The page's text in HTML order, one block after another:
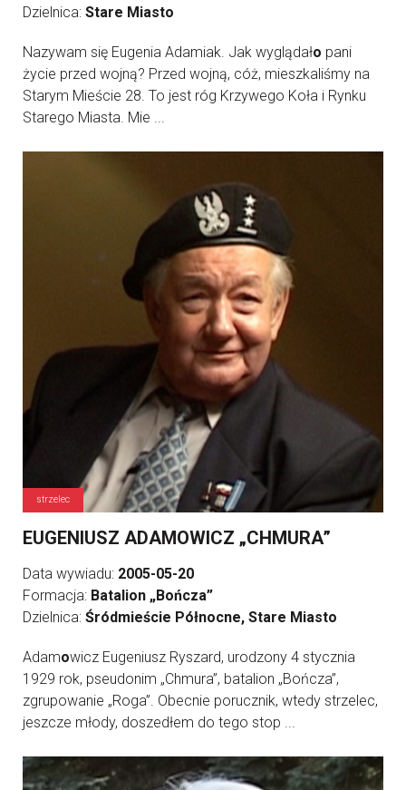
Dzielnica: Stare Miasto
Nazywam się Eugenia Adamiak. Jak wyglądało pani
życie przed wojną? Przed wojną, cóż, mieszkaliśmy na
Starym Mieście 28. To jest róg Krzywego Koła i Rynku
Starego Miasta. Mie ...
strzelec
EUGENIUSZ ADAMOWICZ „CHMURA”
Data wywiadu: 2005-05-20
Formacja: Batalion „Bończa”
Dzielnica: Śródmieście Północne, Stare Miasto
Adamowicz Eugeniusz Ryszard, urodzony 4 stycznia
1929 rok, pseudonim „Chmura”, batalion „Bończa”,
zgrupowanie „Roga”. Obecnie porucznik, wtedy strzelec,
jeszcze młody, doszedłem do tego stop ...